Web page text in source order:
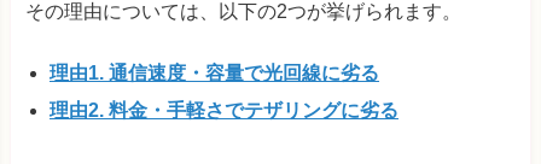
その理由については、以下の2つが挙げられます。
理由1. 通信速度・容量で光回線に劣る
理由2. 料金・手軽さでテザリングに劣る